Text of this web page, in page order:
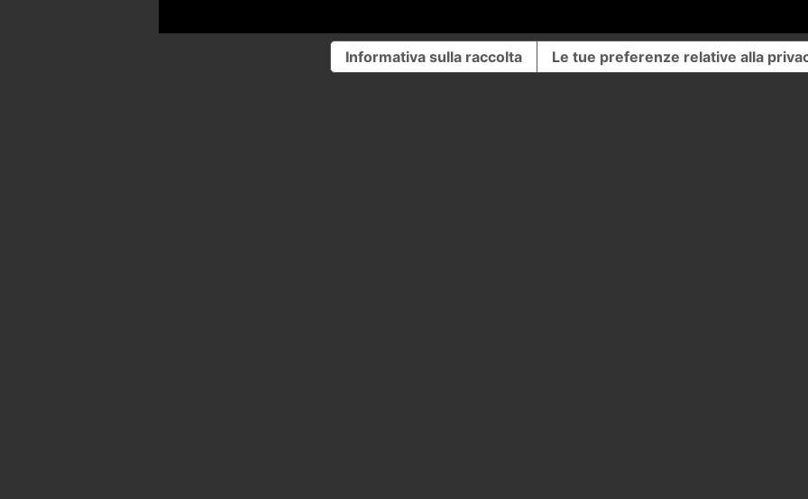
Informativa sulla raccolta Le tue preferenze relative alla